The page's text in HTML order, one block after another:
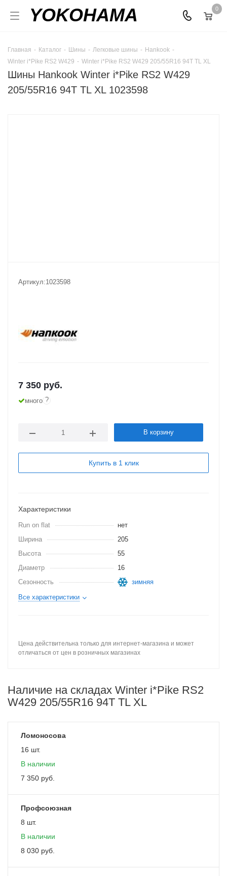
YOKOHAMA 0
Главная - Каталог - Шины - Легковые шины - Hankook -
Winter i*Pike RS2 W429 - Winter i*Pike RS2 W429 205/55R16 94T TL XL
Шины Hankook Winter i*Pike RS2 W429
205/55R16 94T TL XL 1023598
Артикул:1023598
7 350 руб.
много ?
В корзину
Купить в 1 клик
Характеристики
Run on flat
нет
Ширина
205
Высота
55
Диаметр
16
Сезонность
зимняя
Все характеристики
Цена действительна только для интернет-магазина и может
отличаться от цен в розничных магазинах
Наличие на складах Winter i*Pike RS2
W429 205/55R16 94T TL XL
Ломоносова
16 шт.
В наличии
7 350 руб.
Профсоюзная
8 шт.
В наличии
8 030 руб.